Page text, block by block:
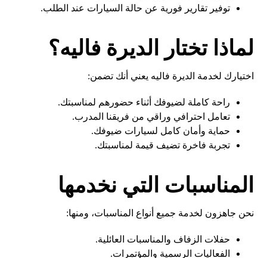
توفير تقارير فورية عن حالة السيارات عند الطلب.
لماذا تختار الديرة فاليه؟
اختيارك لخدمة الديرة فاليه يعني أنك تضمن:
راحة كاملة لضيوفك أثناء حضورهم لمناسبتك.
تعامل احترافي وراقي من فريقنا المدرب.
حماية وأمان كامل لسيارات ضيوفك.
تجربة فاخرة تضيف قيمة لمناسبتك.
المناسبات التي نخدمها
نحن جاهزون لخدمة جميع أنواع المناسبات، ومنها:
حفلات الزفاف والمناسبات العائلية.
الفعاليات الرسمية والمؤتمرات.